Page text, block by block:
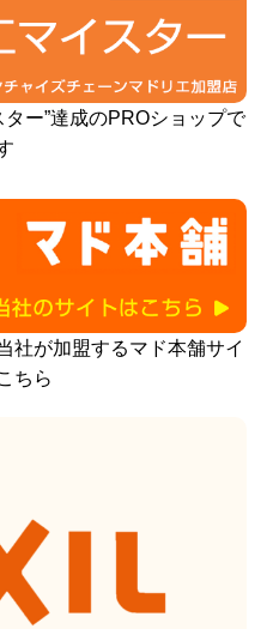
ー”達成のPROショップで
社が加盟するマド本舗サイ
ちら